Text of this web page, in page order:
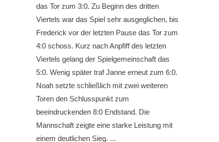
das Tor zum 3:0. Zu Beginn des dritten
Viertels war das Spiel sehr ausgeglichen, bis
Frederick vor der letzten Pause das Tor zum
4:0 schoss. Kurz nach Anpfiff des letzten
Viertels gelang der Spielgemeinschaft das
5:0. Wenig später traf Janne erneut zum 6:0.
Noah setzte schließlich mit zwei weiteren
Toren den Schlusspunkt zum
beeindruckenden 8:0 Endstand. Die
Mannschaft zeigte eine starke Leistung mit
einem deutlichen Sieg.